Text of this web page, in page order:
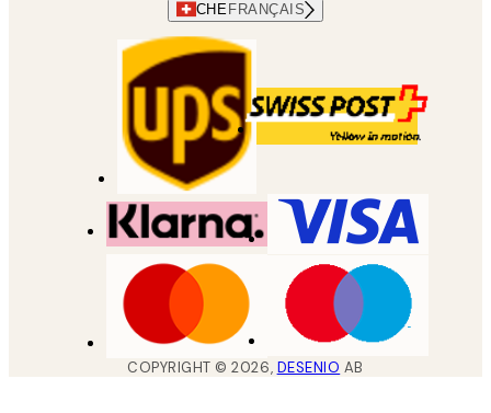
CHE FRANÇAIS
COPYRIGHT ©2026, DESENIO AB